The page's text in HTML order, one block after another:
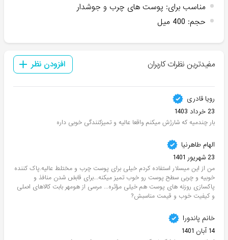
مناسب برای: پوست های چرب و جوشدار
حجم: 400 میل
مفیدترین نظرات کاربران افزودن نظر
رویا قادری
23 خرداد 1403
بار چندمیه که شارژش میکنم واقعا عالیه و تمیزکنندگی خوبی داره
الهام طاهرنیا
23 شهریور 1401
من از این میسلار استفاده کردم خیلی برای پوست چرب و مختلط عالیه.پاک کننده
خوبیه و چربی سطح پوست رو خوب تمیز میکنه...برای قابض شدن منافذ و
پاکسازی روزنه های پوست هم خیلی مؤثره... مرسی از هومهر بابت کالاهای اصلی
و کیفیت خوب و قیمت مناسبش?
خانم پاندورا
14 آبان 1401